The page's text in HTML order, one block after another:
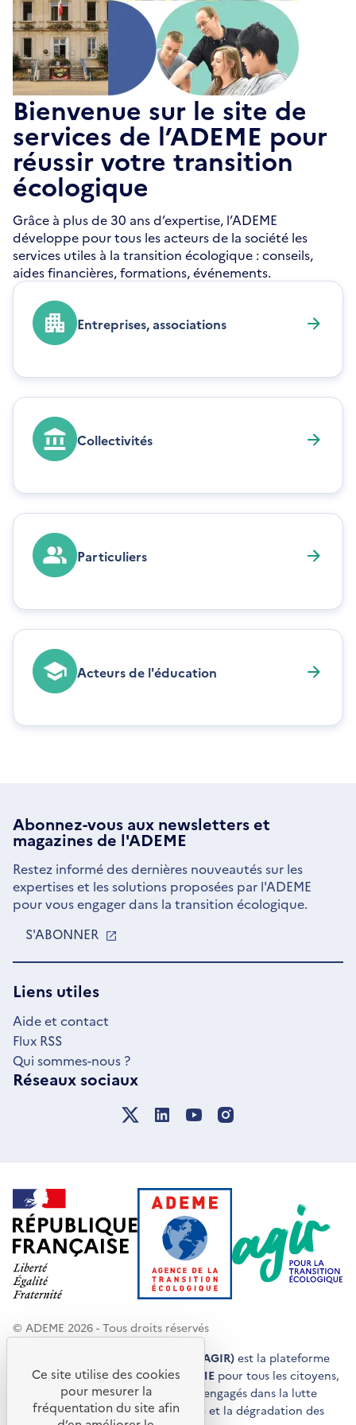
Bienvenue sur le site de
services de l’ADEME pour
réussir votre transition
écologique
Grâce à plus de 30 ans d’expertise, l’ADEME
développe pour tous les acteurs de la société les
services utiles à la transition écologique : conseils,
aides financières, formations, événements.
Entreprises, associations
Collectivités
Particuliers
Acteurs de l'éducation
Abonnez-vous aux newsletterset
magazines de l'ADEME
Restez informé des dernières nouveautés sur les
expertises et les solutions proposées par l'ADEME
pour vous engager dans la transition écologique.
S'ABONNER
UNE
Liens utiles
Aide et contact
Flux RSS
Qui sommes-nous ?
Réseaux sociaux
© ADEME 2026 - Tous droits réservés
Agir pour la transition écologique (AGIR) est la plateforme
de conseils et de services de l'ADEME pour tous les citoyens,
acteurs économiques et territoires engagés dans la lutte
contre le réchauffement climatique et la dégradation des
Ce site utilise des cookies
pour mesurer la
fréquentation du site afin